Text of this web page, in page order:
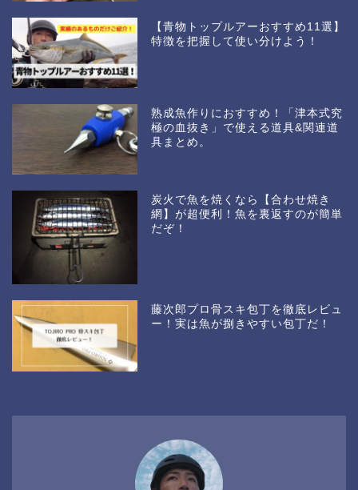
【青物トップルアーおすすめ11選】
特徴を把握して使い分けよう！
熟成魚作りにおすすめ！「津本式究
極の血抜き」で使える道具&関連道
具まとめ。
炭火で魚を焼くなら【合わせ焼き
網】が超便利！魚を裏返すのが簡単
だぞ！
藤次郎プロ骨スキ包丁を徹底レビュ
ー！実は魚が捌きやすい包丁だ！